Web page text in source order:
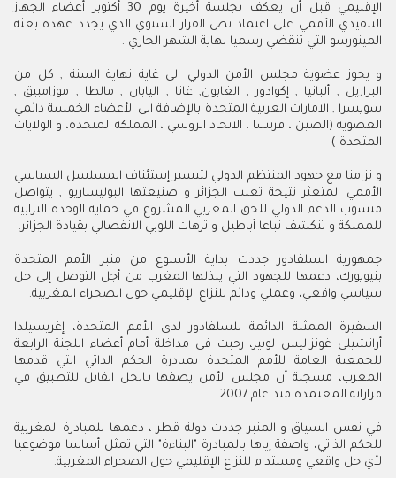
الإقليمي قبل أن يعكف بجلسة أخيرة يوم 30 أكتوبر أعضاء الجهاز
التنفيذي الأممي على اعتماد نص القرار السنوي الذي يجدد عهدة بعثة
المينورسو التي تنقضي رسميا نهاية الشهر الجاري .
و يحوز عضوية مجلس الأمن الدولي الى غاية نهاية السنة , كل من
البرازيل , ألبانيا , إكوادور , الغابون, غانا , اليابان , مالطا , موزامبيق ,
سويسرا , الامارات العربية المتحدة بالإضافة الى الأعضاء الخمسة دائمي
العضوية (الصين ، فرنسا ، الاتحاد الروسي ، المملكة المتحدة، و الولايات
المتحدة )
و تزامنا مع جهود المنتظم الدولي لتيسير إستئناف المسلسل السياسي
الأممي المتعثر نتيجة تعنت الجزائر و صنيعتها البوليساريو , يتواصل
منسوب الدعم الدولي للحق المغربي المشروع في حماية الوحدة الترابية
للمملكة و تنكشف تباعا أباطيل و ترهات اللوبي الانفصالي بقيادة الجزائر.
جمهورية السلفادور جددت بداية الأسبوع من منبر الأمم المتحدة
بنيويورك، دعمها للجهود التي يبذلها المغرب من أجل التوصل إلى حل
سياسي واقعي، وعملي ودائم للنزاع الإقليمي حول الصحراء المغربية.
السفيرة الممثلة الدائمة للسلفادور لدى الأمم المتحدة، إغريسيلدا
أراتشيلي غونزاليس لوبيز، رحبت في مداخلة أمام أعضاء اللجنة الرابعة
للجمعية العامة للأمم المتحدة بمبادرة الحكم الذاتي التي قدمها
المغرب، مسجلة أن مجلس الأمن يصفها بـالحل القابل للتطبيق في
قراراته المعتمدة منذ عام 2007.
في نفس السياق و المنبر جددت دولة قطر ، دعمها للمبادرة المغربية
للحكم الذاتي، واصفة إياها بالمبادرة "البناءة" التي تمثل أساسا موضوعيا
لأي حل واقعي ومستدام للنزاع الإقليمي حول الصحراء المغربية.